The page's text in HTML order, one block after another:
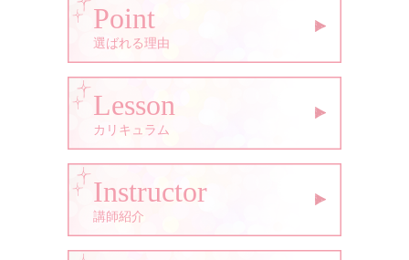
Point
選ばれる理由
Lesson
カリキュラム
Instructor
講師紹介